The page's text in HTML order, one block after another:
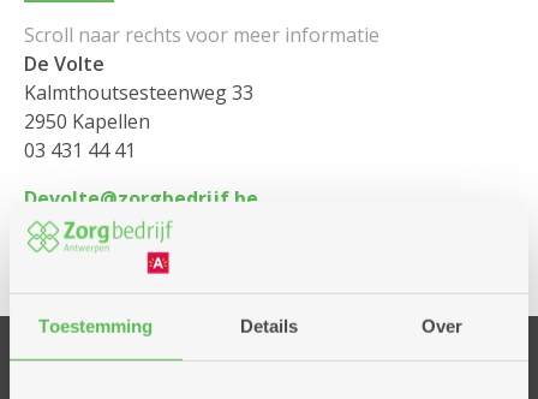
Toestemming Details Over
De Volte
Kalmthoutsesteenweg 33
2950 Kapellen
03 431 44 41
Devolte@zorgbedrijf.be